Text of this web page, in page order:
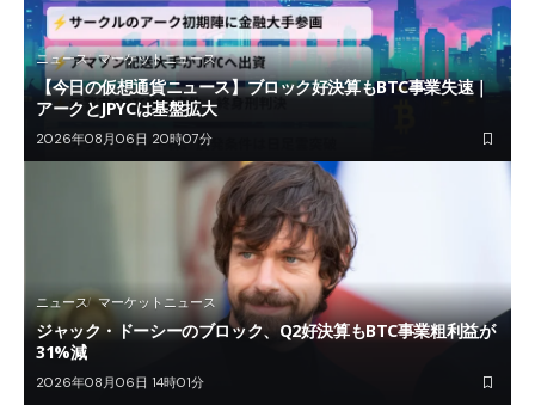
ニュース マーケットニュース
【今日の仮想通貨ニュース】ブロック好決算もBTC事業失速｜
アークとJPYCは基盤拡大
2026年08月06日 20時07分
ニュース マーケットニュース
ジャック・ドーシーのブロック、Q2好決算もBTC事業粗利益が
31%減
2026年08月06日 14時01分